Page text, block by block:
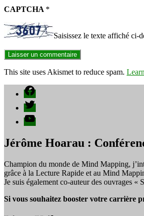
CAPTCHA *
Saisissez le texte affiché ci-
This site uses Akismet to reduce spam.
Facebook
Twitter
YouTube
Jérôme Hoarau :
Champion du monde de Mind Mapping,
grâce à la Lecture Rapide et au Mind
Je suis également co-auteur des ouvrages
Si vous souhaitez booster votre carrière